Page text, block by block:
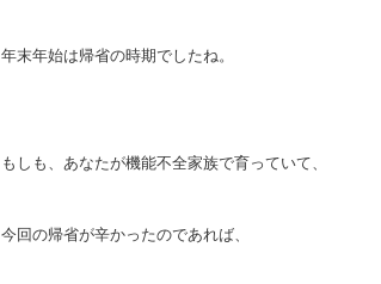
年末年始は帰省の時期でしたね。
もしも、あなたが機能不全家族で育っていて、
今回の帰省が辛かったのであれば、